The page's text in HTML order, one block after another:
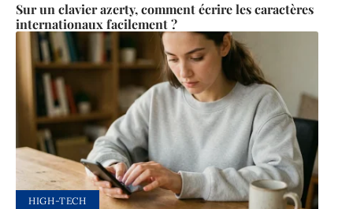
Sur un clavier azerty, comment écrire les caractères
internationaux facilement ?
HIGH-TECH